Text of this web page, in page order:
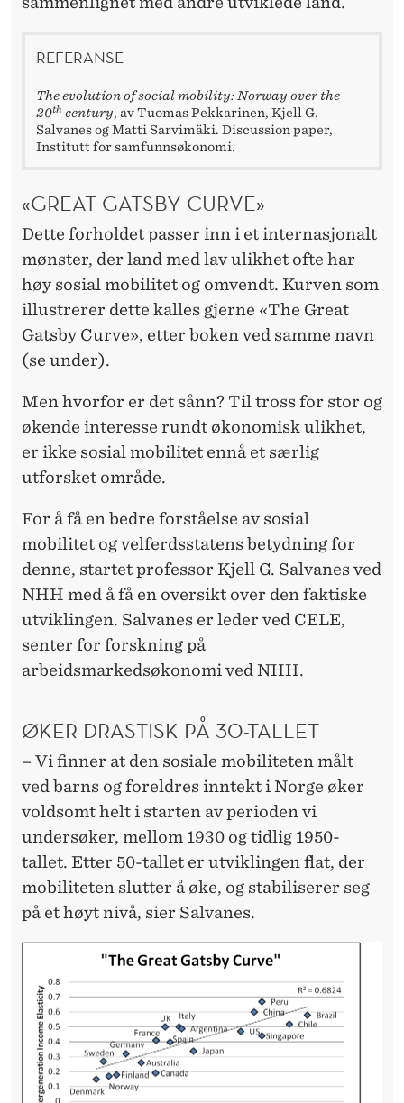
REFERANSE
The evolution of social mobility: Norway over the
20th century, av Tuomas Pekkarinen, Kjell G.
Salvanes og Matti Sarvimäki. Discussion paper,
Institutt for samfunnsøkonomi.
«GREAT GATSBY CURVE»
Dette forholdet passer inn i et internasjonalt
mønster, der land med lav ulikhet ofte har
høy sosial mobilitet og omvendt. Kurven som
illustrerer dette kalles gjerne «The Great
Gatsby Curve», etter boken ved samme navn
(se under).
Men hvorfor er det sånn? Til tross for stor og
økende interesse rundt økonomisk ulikhet,
er ikke sosial mobilitet ennå et særlig
utforsket område.
For å få en bedre forståelse av sosial
mobilitet og velferdsstatens betydning for
denne, startet professor Kjell G. Salvanes ved
NHH med å få en oversikt over den faktiske
utviklingen. Salvanes er leder ved CELE,
senter for forskning på
arbeidsmarkedsøkonomi ved NHH.
ØKER DRASTISK PÅ 30-TALLET
– Vi finner at den sosiale mobiliteten målt
ved barns og foreldres inntekt i Norge øker
voldsomt helt i starten av perioden vi
undersøker, mellom 1930 og tidlig 1950-
tallet. Etter 50-tallet er utviklingen flat, der
mobiliteten slutter å øke, og stabiliserer seg
på et høyt nivå, sier Salvanes.